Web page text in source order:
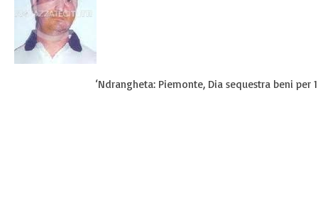
‘Ndrangheta: Piemonte, Dia sequestra beni per